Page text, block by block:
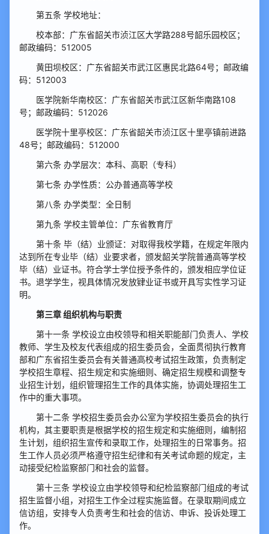
第五条 学校地址：
校本部：广东省韶关市浈江区大学路288号韶乐园校区；
邮政编码：512005
黄田坝校区：广东省韶关市武江区惠民北路64号；邮政编
码：512003
医学院新华南校区：广东省韶关市武江区新华南路108
号；邮政编码：512026
医学院十里亭校区：广东省韶关市浈江区十里亭镇前进路
48号；邮政编码：512000
第六条 办学层次：本科、高职（专科）
第七条 办学性质：公办普通高等学校
第八条 办学类型：全日制
第九条 学校主管单位：广东省教育厅
第十条 毕（结）业颁证：对取得我校学籍，在规定年限内
达到所在专业毕（结）业要求者，颁发韶关学院普通高等学校
毕（结）业证书。符合学士学位授予条件的，颁发相应学位证
书。退学学生，视具体情况发放肄业证书或开具写实性学习证
明。
第三章 组织机构与职责
第十一条 学校设立由校领导和相关职能部门负责人、学校
教师、学生及校友代表组成的招生委员会，全面贯彻执行教育
部和广东省招生委员会有关普通高校考试招生政策，负责制定
学校招生章程、招生规定和实施细则、确定招生规模和调整专
业招生计划，组织管理招生工作的具体实施，协调处理招生工
作中的重大事项。
第十二条 学校招生委员会办公室为学校招生委员会的执行
机构，其主要职责是根据学校的招生规定和实施细则，编制招
生计划，组织招生宣传和录取工作，处理招生的日常事务。招
生工作人员必须严格遵守招生纪律和有关考试命题的规定，主
动接受纪检监察部门和社会的监督。
第十三条 学校设立由学校领导和纪检监察部门组成的考试
招生监督小组，对招生工作全过程实施监督。在录取期间成立
信访组，安排专人负责考生和社会的信访、申诉、投诉处理工
作。